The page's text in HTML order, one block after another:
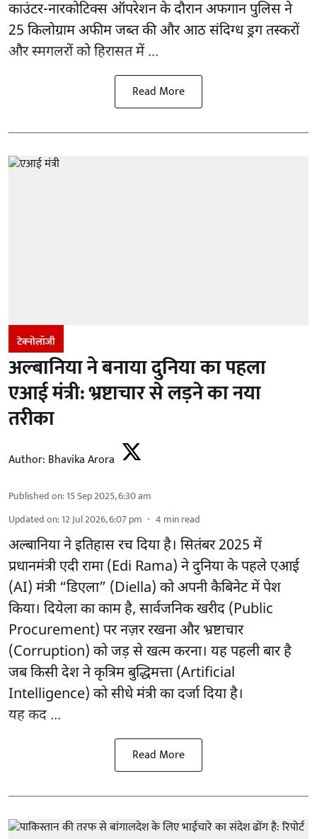
काउंटर-नारकोटिक्स ऑपरेशन के दौरान अफगान पुलिस ने
25 किलोग्राम अफीम जब्त की और आठ संदिग्ध ड्रग तस्करों
और स्मगलरों को हिरासत में ...
Read More
टेक्नोलॉजी
अल्बानिया ने बनाया दुनिया का पहला
एआई मंत्री: भ्रष्टाचार से लड़ने का नया
तरीका
Author: Bhavika Arora
Published on:15 Sep 2025, 6:30 am
Updated on:12 Jul 2026, 6:07 pm 4 min read
अल्बानिया ने इतिहास रच दिया है। सितंबर 2025 में
प्रधानमंत्री एदी रामा (Edi Rama) ने दुनिया के पहले एआई
(AI) मंत्री “डिएला” (Diella) को अपनी कैबिनेट में पेश
किया। दियेला का काम है, सार्वजनिक खरीद (Public
Procurement) पर नज़र रखना और भ्रष्टाचार
(Corruption) को जड़ से खत्म करना। यह पहली बार है
जब किसी देश ने कृत्रिम बुद्धिमत्ता (Artificial
Intelligence) को सीधे मंत्री का दर्जा दिया है।
यह कद ...
Read More